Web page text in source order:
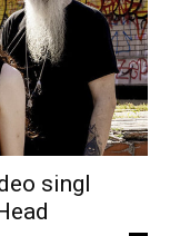
singl